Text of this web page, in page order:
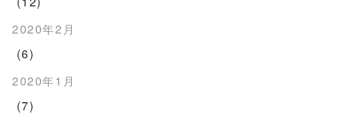
2020年2月
(6)
2020年1月
(7)